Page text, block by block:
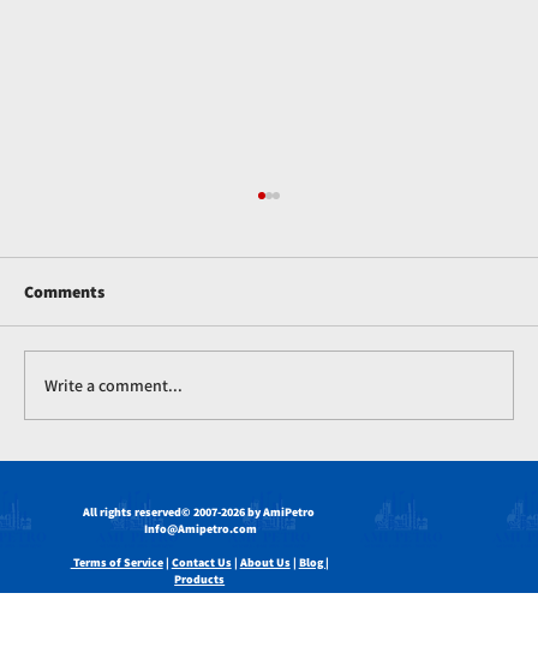
Landbou
Comments
Write a comment...
All rights reserved© 2007-2026 by AmiPetro
Info@Amipetro.com
Terms of Service| Contact Us| About Us| Blog |
Products